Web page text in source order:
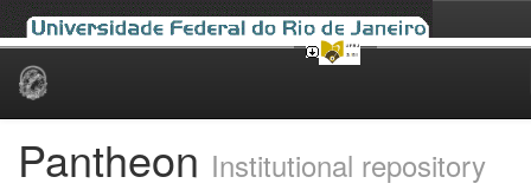
Skip
Pantheon Institutional repository